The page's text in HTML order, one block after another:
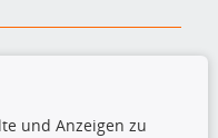
und Anzeigen zu